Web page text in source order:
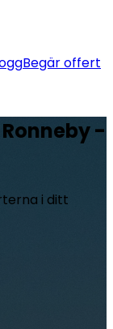
Begär offert
-
i ditt